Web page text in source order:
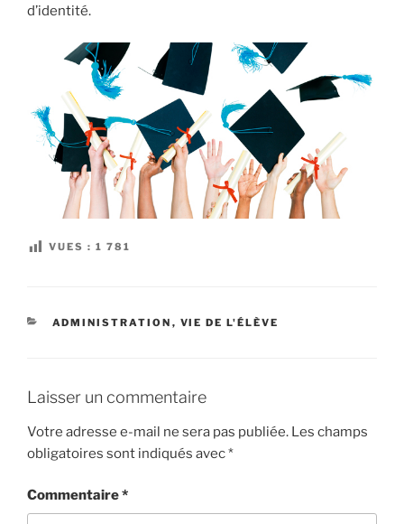
d’identité.
VUES : 1 781
CATÉGORIES
ADMINISTRATION , VIE DE L'ÉLÈVE
Laisser un commentaire
Votre adresse e-mail ne sera pas publiée. Les champs
obligatoires sont indiqués avec*
Commentaire*